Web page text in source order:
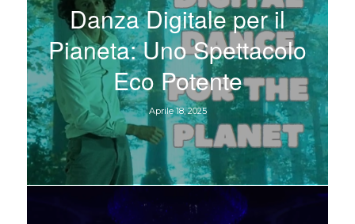
Danza Digitale per il
Pianeta: Uno Spettacolo
Eco Potente
Aprile 18, 2025